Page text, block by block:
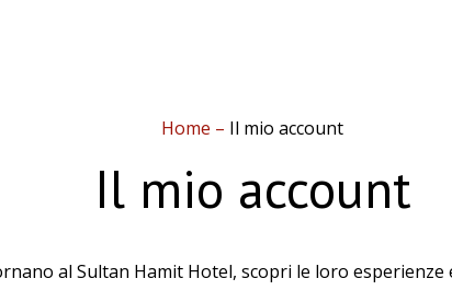
Home – Il mio account
Il mio account
al Sultan Hamit Hotel, scopri le loro esperienze